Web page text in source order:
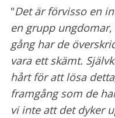
"Det är förvisso en
en grupp ungdomar,
gång har de
vara ett skämt.
hårt för att lösa
framgång som de
vi inte att det dyker